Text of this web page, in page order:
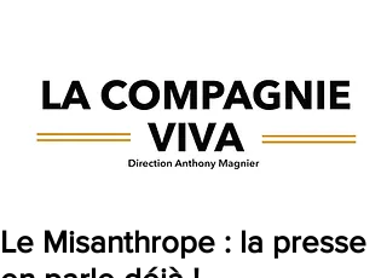
Le Misanthrope : la presse